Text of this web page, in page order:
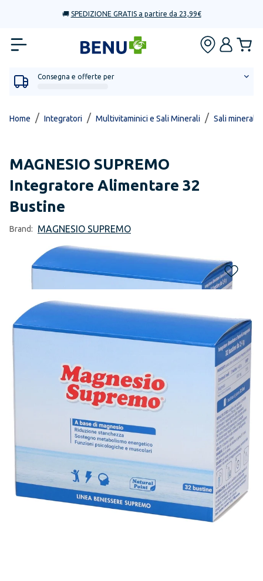
🚚 SPEDIZIONE GRATIS a partire da 23,99€
Consegna e offerte per
Home / Integratori / Multivitaminici e Sali Minerali / Sali minerali
MAGNESIO SUPREMO
Integratore Alimentare 32
Bustine
Brand: MAGNESIO SUPREMO